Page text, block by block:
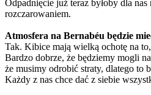
Odpadnięcie już teraz byłoby dla
rozczarowaniem.
Atmosfera na Bernabéu będzie
Tak. Kibice mają wielką ochotę na
Bardzo dobrze, że będziemy mogli
że musimy odrobić straty, dlatego to
Każdy z nas chce dać z siebie